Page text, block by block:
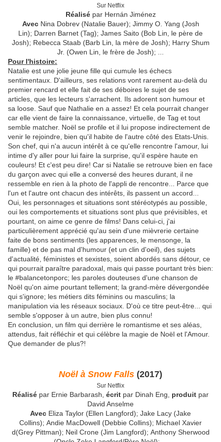
Sur Netflix
Réalisépar Hernán Jiménez
AvecNina Dobrev (Natalie Bauer); Jimmy O. Yang (Josh
Lin); Darren Barnet (Tag); James Saito (Bob Lin, le père de
Josh); Rebecca Staab (Barb Lin, la mère de Josh); Harry Shum
Jr. (Owen Lin, le frère de Josh); ...
Pour l'histoire:
Natalie est une jolie jeune fille qui cumule les échecs
sentimentaux. D'ailleurs, ses relations vont rarement au-delà du
premier rencard et elle fait de ses déboires le sujet de ses
articles, que les lecteurs s'arrachent. Ils adorent son humour et
sa loose. Sauf que Nathalie en a assez! Et cela pourrait changer
car elle vient de faire la connaissance, virtuelle, de Tag et tout
semble matcher. Noël se profile et il lui propose indirectement de
venir le rejoindre, bien qu'il habite de l'autre côté des Etats-Unis.
Son chef, qui n'a aucun intérêt à ce qu'elle rencontre l'amour, lui
intime d'y aller pour lui faire la surprise, qu'il espère haute en
couleurs! Et c'est peu dire! Car si Natalie se retrouve bien en face
du garçon avec qui elle a conversé des heures durant, il ne
ressemble en rien à la photo de l'appli de rencontre... Parce que
l'un et l'autre ont chacun des intérêts, ils passent un accord...
Oui, les personnages et situations sont stéréotypés au possible,
oui les comportements et situations sont plus que prévisibles, et
pourtant, on aime ce genre de films! Dans celui-ci, j'ai
particulièrement apprécié qu'au sein d'une mièvrerie certaine
faite de bons sentiments (les apparences, le mensonge, la
famille) et de pas mal d'humour (et un clin d'oeil), des sujets
d'actualité, féministes et sexistes, soient abordés sans détour, ce
qui pourrait paraître paradoxal, mais qui passe pourtant très bien:
le #balancetonporc; les paroles douteuses d'une chanson de
Noël qu'on aime pourtant tellement; la grand-mère dévergondée
qui s'ignore; les métiers dits féminins ou masculins; la
manipulation via les réseaux sociaux. D'où ce titre peut-être... qui
semble s'opposer à un autre, bien plus connu!
En conclusion, un film qui derrière le romantisme et ses aléas,
attendus, fait réfléchir et qui célèbre la magie de Noël et l'Amour.
Que demander de plus?!
Noël à Snow Falls (2017)
Sur Netflix
Réalisé par Ernie Barbarash, écrit par Dinah Eng, produit par
David Anselme
Avec Eliza Taylor (Ellen Langford); Jake Lacy (Jake
Collins); Andie MacDowell (Debbie Collins); Michael Xavier
d(Grey Pittman); Neil Crone (Jim Langford); Anthony Sherwood